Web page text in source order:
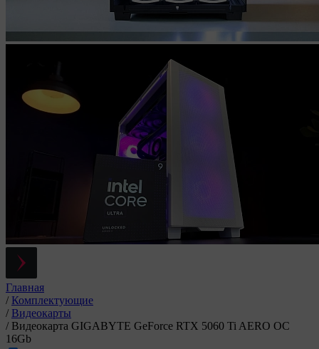
Главная
/ Комплектующие
/ Видеокарты
/ Видеокарта GIGABYTE GeForce RTX 5060 Ti AERO OC
16Gb